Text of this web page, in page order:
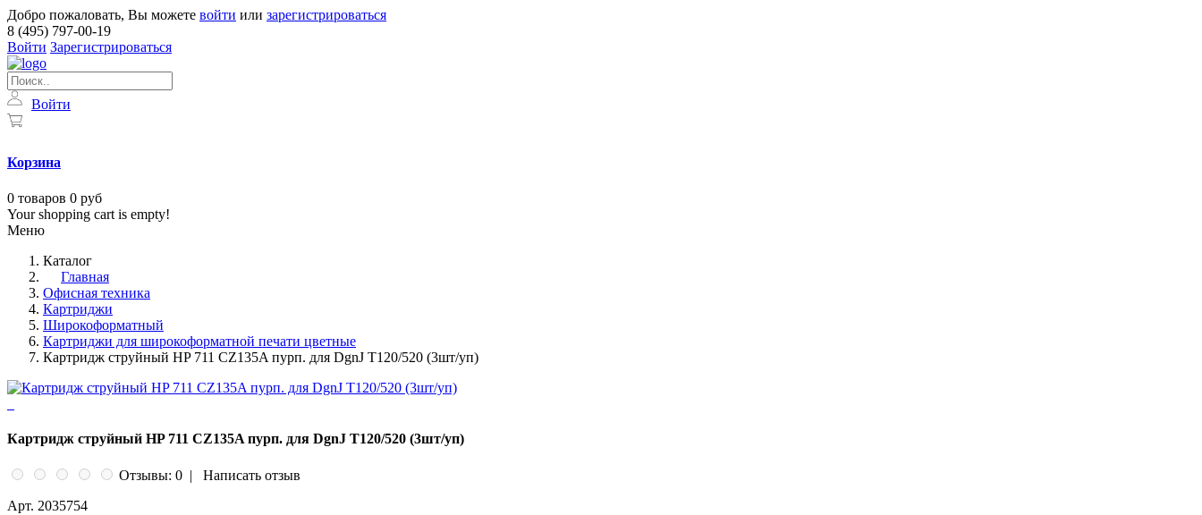
Добро пожаловать, Вы можете войти или зарегистрироваться
8 (495) 797-00-19
Войти Зарегистрироваться
Войти
Корзина
0 товаров 0 руб
Your shopping cart is empty!
Меню
Каталог
Главная
Офисная техника
Картриджи
Широкоформатный
Картриджи для широкоформатной печати цветные
Картридж струйный HP 711 CZ135A пурп. для DgnJ T120/520 (3шт/уп)
Картридж струйный HP 711 CZ135A пурп. для DgnJ T120/520 (3шт/уп)
Отзывы: 0 |
Написать отзыв
Арт. 2035754